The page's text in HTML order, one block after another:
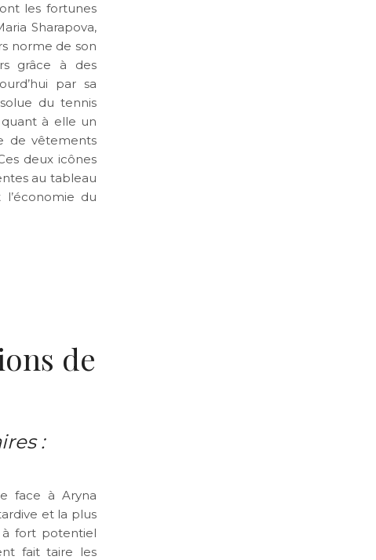
les fortunes
Sharapova,
norme de son
grâce à des
par sa
du tennis
à elle un
de vêtements
deux icônes
au tableau
du
de
:
face à Aryna
et la plus
fort potentiel
fait taire les